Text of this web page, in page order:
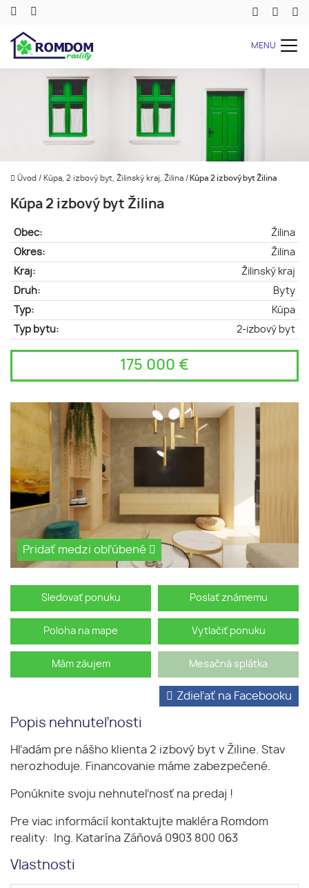
MENU
Úvod / Kúpa, 2 izbový byt, Žilinský kraj, Žilina / Kúpa 2 izbový byt Žilina
Kúpa 2 izbový byt Žilina
Obec:
Žilina
Okres:
Žilina
Kraj:
Žilinský kraj
Druh:
Byty
Typ:
Kúpa
Typ bytu:
2-izbový byt
175 000 €
Pridať medzi obľúbené
Sledovať ponuku Poslať známemu
Poloha na mape Vytlačiť ponuku
Mám záujem Mesačná splátka
Popis nehnuteľnosti
Zdieľať na Facebooku
Hľadám pre nášho klienta 2 izbový byt v Žiline. Stav
nerozhoduje. Financovanie máme zabezpečené.
Ponúknite svoju nehnuteľnosť na predaj !
Pre viac informácií kontaktujte makléra Romdom
reality: Ing. Katarína Záňová 0903 800 063
Vlastnosti